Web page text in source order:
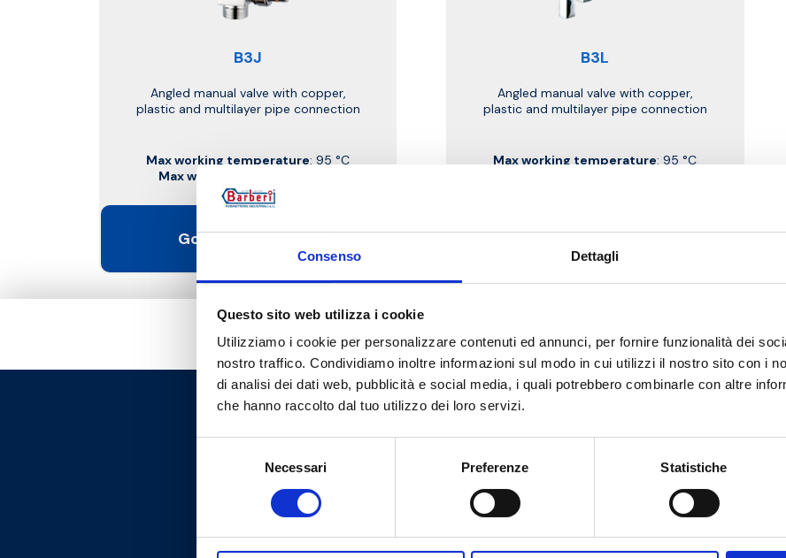
Consenso Dettagli
Questo sito web utilizza i cookie
Utilizziamo i cookie per personalizzare contenuti ed annunci, per fornire funzionalità dei
nostro traffico. Condividiamo inoltre informazioni sul modo in cui utilizzi il nostro sito con i
di analisi dei dati web, pubblicità e social media, i quali potrebbero combinarle con altre
che hanno raccolto dal tuo utilizzo dei loro servizi.
Necessari Preferenze Statistiche
B3J
Angled manual valve with copper,
plastic and multilayer pipe connection
Max working temperature: 95 °C
Max working pressure
Go to the product
B3L
Angled manual valve with copper,
plastic and multilayer pipe connection
Max working temperature: 95 °C
Go to the product
Do you need help?